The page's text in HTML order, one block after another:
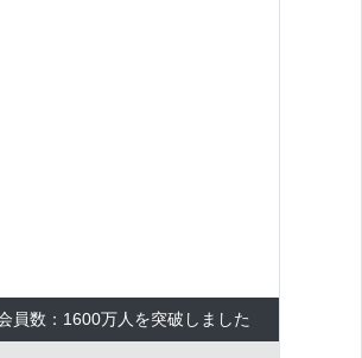
員数：1600万人を突破しました